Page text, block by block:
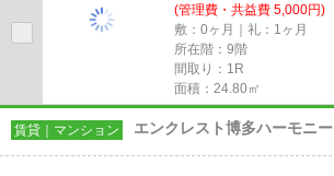
(管理費・共益費 5,000円)
敷：0ヶ月｜礼：1ヶ月
所在階：9階
間取り：1R
面積：24.80㎡
賃貸｜マンション エンクレスト博多ハーモニー